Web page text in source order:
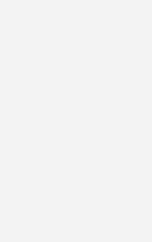
auch mithilfe von
müssen wir
und Übergewicht
Dr. med.
Michael Hummel von
München im
auf dem Kongress ist
GLP-1-